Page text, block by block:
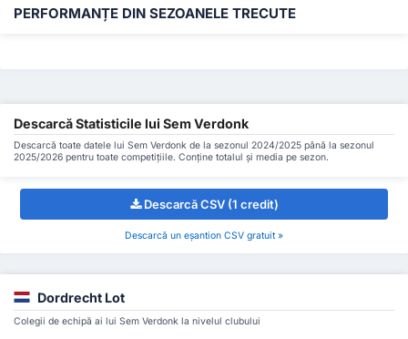
PERFORMANȚE DIN SEZOANELE TRECUTE
Descarcă Statisticile lui Sem Verdonk
Descarcă toate datele lui Sem Verdonk de la sezonul 2024/2025 până la sezonul
2025/2026 pentru toate competițiile. Conține totalul și media pe sezon.
Descarcă CSV (1 credit)
Descarcă un eșantion CSV gratuit »
Dordrecht Lot
Colegii de echipă ai lui Sem Verdonk la nivelul clubului